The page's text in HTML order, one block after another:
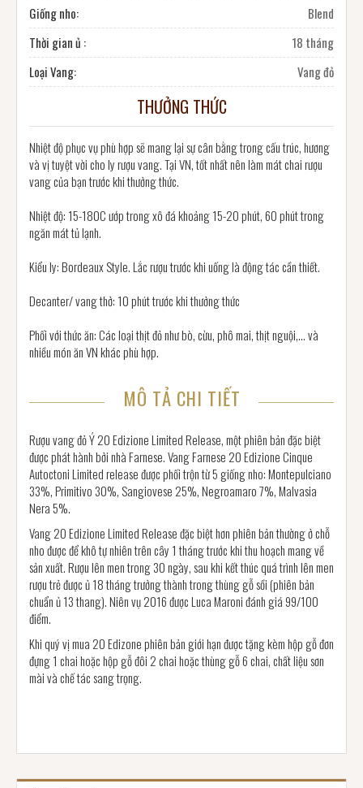
Giống nho:
Blend
Thời gian ủ :
18 tháng
Loại Vang:
Vang đỏ
THƯỞNG THỨC
Nhiệt độ phục vụ phù hợp sẽ mang lại sự cân bằng trong cấu trúc, hương
và vị tuyệt vời cho ly rượu vang. Tại VN, tốt nhất nên làm mát chai rượu
vang của bạn trước khi thưởng thức.
Nhiệt độ: 15-180C ướp trong xô đá khoảng 15-20 phút, 60 phút trong
ngăn mát tủ lạnh.
Kiểu ly: Bordeaux Style. Lắc rượu trước khi uống là động tác cần thiết.
Decanter/ vang thở: 10 phút trước khi thưởng thức
Phối với thức ăn: Các loại thịt đỏ như bò, cừu, phô mai, thịt nguội,... và
nhiều món ăn VN khác phù hợp.
MÔ TẢ CHI TIẾT
Rượu vang đỏ Ý 20 Edizione Limited Release, một phiên bản đặc biệt
được phát hành bởi nhà Farnese. Vang Farnese 20 Edizione Cinque
Autoctoni Limited release được phối trộn từ 5 giống nho: Montepulciano
33%, Primitivo 30%, Sangiovese 25%, Negroamaro 7%, Malvasia
Nera 5%.
Vang 20 Edizione Limited Release đặc biệt hơn phiên bản thường ở chỗ
nho được để khô tự nhiên trên cây 1 tháng trước khi thu hoạch mang về
sản xuất. Rượu lên men trong 30 ngày, sau khi kết thúc quá trình lên men
rượu trẻ được ủ 18 tháng trưởng thành trong thùng gỗ sồi (phiên bản
chuẩn ủ 13 thang). Niên vụ 2016 được Luca Maroni đánh giá 99/100
điểm.
Khi quý vị mua 20 Edizone phiên bản giới hạn được tặng kèm hộp gỗ đơn
đựng 1 chai hoặc hộp gỗ đôi 2 chai hoặc thùng gỗ 6 chai, chất liệu sơn
mài và chế tác sang trọng.